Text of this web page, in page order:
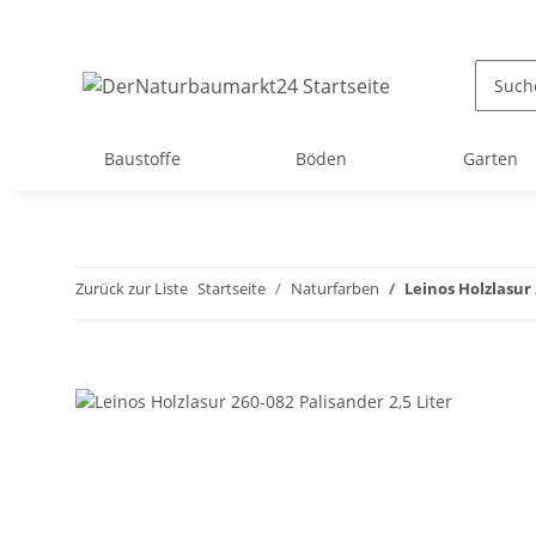
Baustoffe Böden Garten
Zurück zur Liste Startseite Naturfarben Leinos Holzlasur